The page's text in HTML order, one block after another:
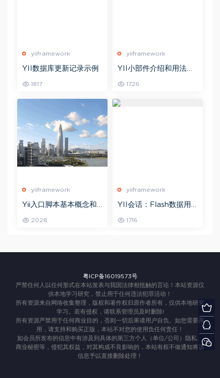
yiiframework
YII数据库更新记录示例
1817
yiiframework
YII小部件介绍和用法示
1726
yiiframework
Yii入口脚本基本概念和
2028
yiiframework
YII会话：Flash数据用
1716
粤ICP备16019573号
严禁任何人以任何形式在本站发表与我国法律相抵触的言论！本站资源仅
供本地学习研究，禁止用于任何违法犯罪活动！
所有资源来自网络收集整理，版权和著作权归原作者所有，仅供本地研究
学习。若有侵权，请联系管理员及时删除!
所有资源严禁用于任何商业目的，否则一切后果请用户自负。如您需要商
用，请支持和购买正版，本站不对您的使用负任何责任！
如会员所发布的信息中有涉及到具体的第三方个人（单位/公司）隐私、
商业秘密等，侵犯其权益，对其构成不良影响的，本站有权不做通知将该
信息予以直接删除处理！